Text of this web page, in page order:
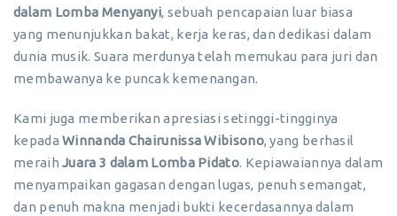
dalam Lomba Menyanyi, sebuah pencapaian luar biasa
yang menunjukkan bakat, kerja keras, dan dedikasi dalam
dunia musik. Suara merdunya telah memukau para juri dan
membawanya ke puncak kemenangan.
Kami juga memberikan apresiasi setinggi-tingginya
kepadaWinnanda Chairunissa Wibisono, yang berhasil
meraihJuara 3 dalam Lomba Pidato. Kepiawaiannya dalam
menyampaikan gagasan dengan lugas, penuh semangat,
dan penuh makna menjadi bukti kecerdasannya dalam